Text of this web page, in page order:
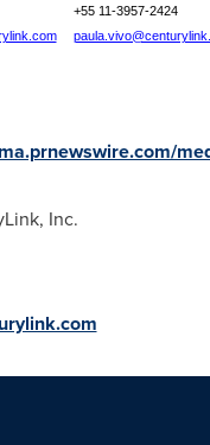
+55 11-3957-2424
Inc.